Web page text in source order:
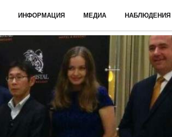
ИНФОРМАЦИЯ МЕДИА НАБЛЮДЕНИЯ